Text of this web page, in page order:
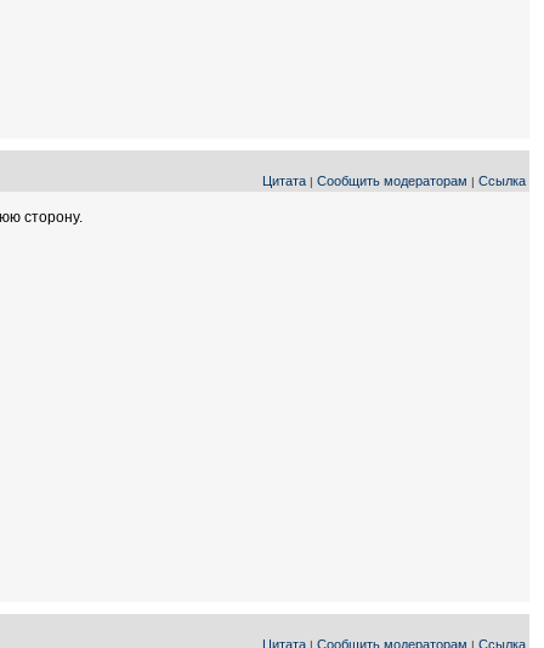
Цитата | Сообщить модераторам | Ссылка
сторону.
Цитата | Сообщить модераторам | Ссылка